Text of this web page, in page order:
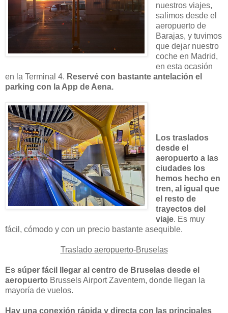
nuestros viajes,
salimos desde el
aeropuerto de
Barajas, y tuvimos
que dejar nuestro
coche en Madrid,
en esta ocasión
en la Terminal 4. Reservé con bastante antelación el
parking con la App de Aena.
Los traslados
desde el
aeropuerto a las
ciudades los
hemos hecho en
tren, al igual que
el resto de
trayectos del
viaje. Es muy
fácil, cómodo y con un precio bastante asequible.
Traslado aeropuerto-Bruselas
Es súper fácil llegar al centro de Bruselas desde el
aeropuerto Brussels Airport Zaventem, donde llegan la
mayoría de vuelos.
Hay una conexión rápida y directa con las principales